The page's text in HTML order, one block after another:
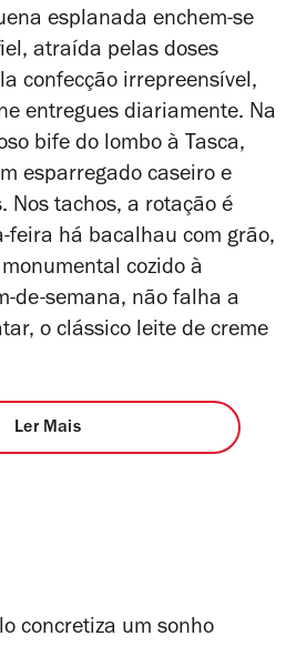
esplanada enchem-se
atraída pelas doses
confecção irrepreensível,
entregues diariamente. Na
bife do lombo à Tasca,
esparregado caseiro e
Nos tachos, a rotação é
feira há bacalhau com grão,
cozido à
de-semana, não falha a
o clássico leite de creme
Ler Mais
concretiza um sonho